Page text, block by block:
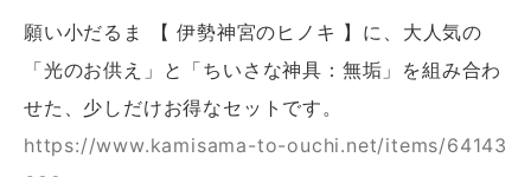
願い小だるま 【 伊勢神宮のヒノキ 】に、大人気の
「光のお供え」と「ちいさな神具：無垢」を組み合わ
せた、少しだけお得なセットです。
https://www.kamisama-to-ouchi.net/items/64143